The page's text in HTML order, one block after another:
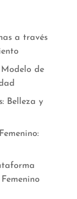
a través
de
Belleza y